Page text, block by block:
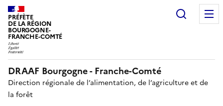
PRÉFÈTE
DE LA RÉGION
BOURGOGNE-
FRANCHE-COMTÉ
DRAAF Bourgogne - Franche-Comté
Direction régionale de l’alimentation, de l’agriculture et de
la forêt